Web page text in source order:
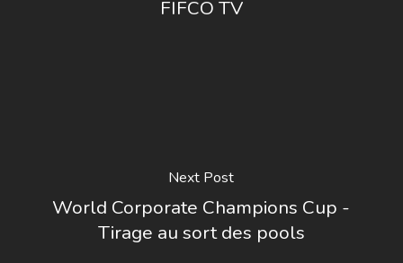
FIFCO TV
Next Post
World Corporate Champions Cup -
Tirage au sort des pools